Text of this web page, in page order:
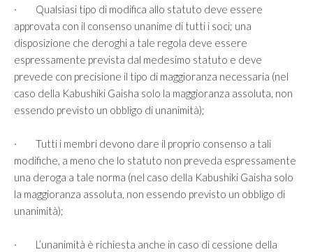
· Qualsiasi tipo di modifica allo statuto deve essere
approvata con il consenso unanime di tutti i soci; una
disposizione che deroghi a tale regola deve essere
espressamente prevista dal medesimo statuto e deve
prevede con precisione il tipo di maggioranza necessaria (nel
caso della Kabushiki Gaisha solo la maggioranza assoluta, non
essendo previsto un obbligo di unanimità);
· Tutti i membri devono dare il proprio consenso a tali
modifiche, a meno che lo statuto non preveda espressamente
una deroga a tale norma (nel caso della Kabushiki Gaisha solo
la maggioranza assoluta, non essendo previsto un obbligo di
unanimità);
· L’unanimità è richiesta anche in caso di cessione della